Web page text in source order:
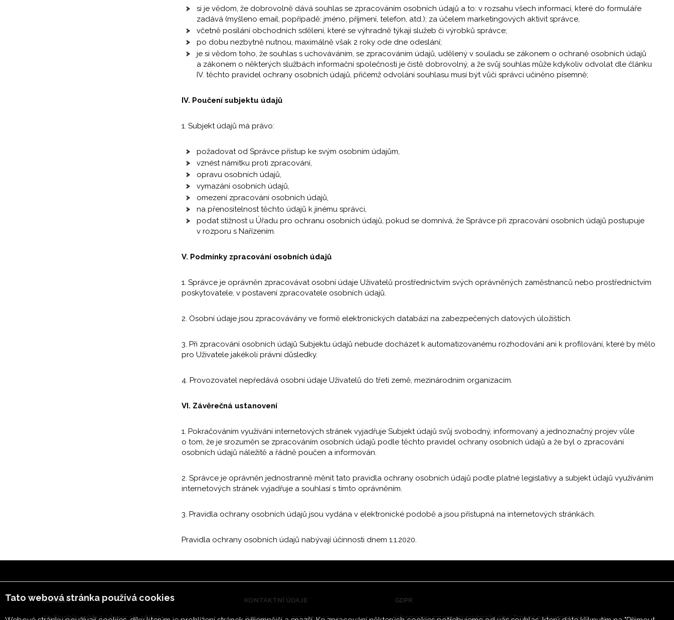
Tato webová stránka používá cookies
si je vědom, že dobrovolně dává souhlas se zpracováním osobních údajů a to: v rozsahu všech informací, které do formuláře
zadává (myšleno email, popřípadě: jméno, příjmení, telefon, atd.); za účelem marketingových aktivit správce,
včetně posílání obchodních sdělení, které se výhradně týkají služeb či výrobků správce;
po dobu nezbytně nutnou, maximálně však 2 roky ode dne odeslání;
je si vědom toho, že souhlas s uchováváním, se zpracováním údajů, udělený v souladu se zákonem o ochraně osobních údajů
a zákonem o některých službách informační společnosti je čistě dobrovolný, a že svůj souhlas může kdykoliv odvolat dle článku
IV. těchto pravidel ochrany osobních údajů, přičemž odvolání souhlasu musí být vůči správci učiněno písemně;
IV. Poučení subjektu údajů
1. Subjekt údajů má právo:
požadovat od Správce přístup ke svým osobním údajům,
vznést námitku proti zpracování,
opravu osobních údajů,
vymazání osobních údajů,
omezení zpracování osobních údajů,
na přenositelnost těchto údajů k jinému správci,
podat stížnost u Úřadu pro ochranu osobních údajů, pokud se domnívá, že Správce při zpracování osobních údajů postupuje
v rozporu s Nařízením.
V. Podmínky zpracování osobních údajů
1. Správce je oprávněn zpracovávat osobní údaje Uživatelů prostřednictvím svých oprávněných zaměstnanců nebo prostřednictvím
poskytovatele, v postavení zpracovatele osobních údajů.
2. Osobní údaje jsou zpracovávány ve formě elektronických databází na zabezpečených datových úložištích.
3. Při zpracování osobních údajů Subjektu údajů nebude docházet k automatizovanému rozhodování ani k profilování, které by mělo
pro Uživatele jakékoli právní důsledky.
4. Provozovatel nepředává osobní údaje Uživatelů do třetí země, mezinárodním organizacím.
VI. Závěrečná ustanovení
1. Pokračováním využívání internetových stránek vyjadřuje Subjekt údajů svůj svobodný, informovaný a jednoznačný projev vůle
o tom, že je srozuměn se zpracováním osobních údajů podle těchto pravidel ochrany osobních údajů a že byl o zpracování
osobních údajů náležitě a řádně poučen a informován.
2. Správce je oprávněn jednostranně měnit tato pravidla ochrany osobních údajů podle platné legislativy a subjekt údajů využíváním
internetových stránek vyjadřuje a souhlasí s tímto oprávněním.
3. Pravidla ochrany osobních údajů jsou vydána v elektronické podobě a jsou přístupná na internetových stránkách.
Pravidla ochrany osobních údajů nabývají účinnosti dnem 1.1.2020.
ADRESA
Na Františku 106/4, Liberec 10, 46001
KONTAKTNÍ ÚDAJE
Telefon: 777 283 007
GDPR
Informace ozpracování osobních údajůZměnit nastavení cookies